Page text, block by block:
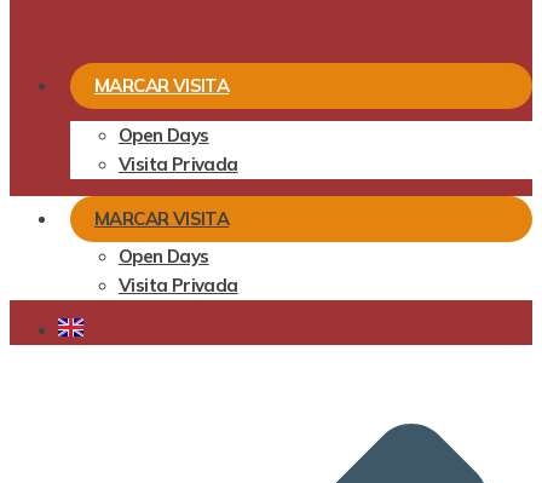
MARCAR VISITA
Open Days
Visita Privada
MARCAR VISITA
Open Days
Visita Privada